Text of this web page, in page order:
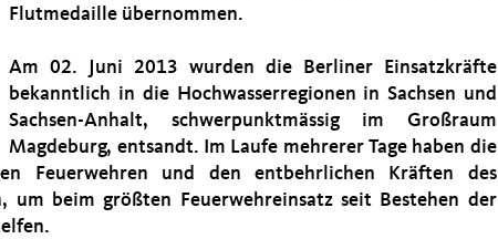
Flutmedaille übernommen.
Am 02. Juni 2013 wurden die Berliner Einsatzkräfte
bekanntlich in die Hochwasserregionen in Sachsen und
Sachsen-Anhalt, schwerpunktmässig im Großraum
Magdeburg, entsandt. Im Laufe mehrerer Tage haben die
Feuerwehren und den entbehrlichen Kräften des
um beim größten Feuerwehreinsatz seit Bestehen der